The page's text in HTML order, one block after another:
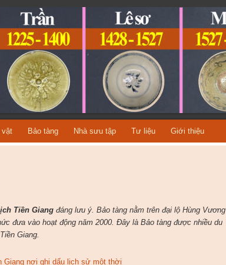
NAM
TỪNG THỜI KỲ LỊCH SỬ!
vật Bảo tàng Nhà sưu tập Tư liệu Giới thiệu
Tiền Giangđáng lưu ý. Bảo tàng nằm trên đại lộ Hùng Vương
đưa vào hoạt động năm 2000. Đây là Bảo tàng được nhiều du
Giang.